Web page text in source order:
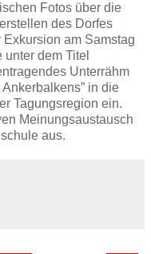
Fotos über die
des Dorfes
am Samstag
dem Titel
Unterrähm
in die
Tagungsregion ein.
Meinungsaustausch
aus.